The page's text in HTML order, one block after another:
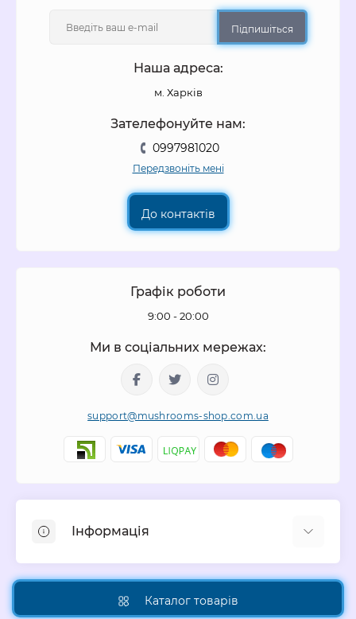
Підпишіться
Наша адреса:
м. Харків
Зателефонуйте нам:
0997981020
Передзвоніть мені
До контактів
Графік роботи
9:00 - 20:00
Ми в соціальних мережах:
support@mushrooms-shop.com.ua
Інформація
Інформація про доставку
Каталог товарів